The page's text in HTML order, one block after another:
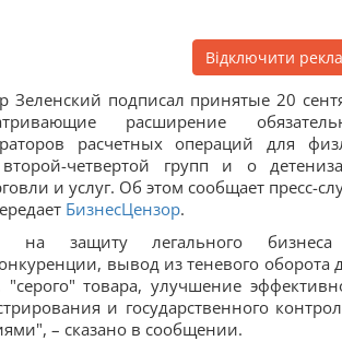
Відключити
Зеленский подписал принятые 20
расширение
расчетных операций для
четвертой групп и о
и услуг. Об этом сообщает пресс-
БизнесЦензор.
на защиту легального
вывод из теневого оборота
товара, улучшение
и государственного
– сказано в сообщении.